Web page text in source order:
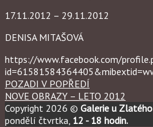
17.11.2012 – 29.11.2012
DENISA MITAŠOVÁ
https://www.facebook.com/
POZADI V POPŘEDÍ
NOVE OBRAZY – LETO 2012
Copyright 2026 © Galerie u
pondělí čtvrtka, 12 - 18 hodin.